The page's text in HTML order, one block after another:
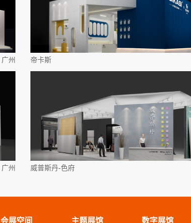
广州 帝卡斯
广州 威普斯丹-色府
会展空间 主题展馆 数字展馆